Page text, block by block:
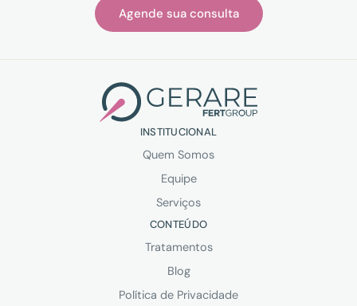
Agende sua consulta
INSTITUCIONAL
Quem Somos
Equipe
Serviços
CONTEÚDO
Tratamentos
Blog
Política de Privacidade